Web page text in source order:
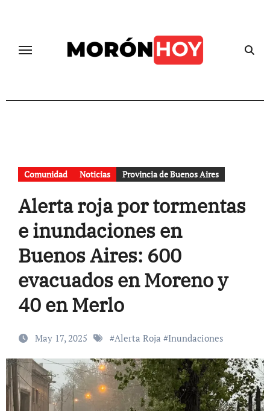
Comunidad Noticias Provincia de Buenos Aires
Alerta roja por tormentas
e inundaciones en
Buenos Aires: 600
evacuados en Moreno y
40 en Merlo
May 17, 2025 #Alerta Roja #Inundaciones